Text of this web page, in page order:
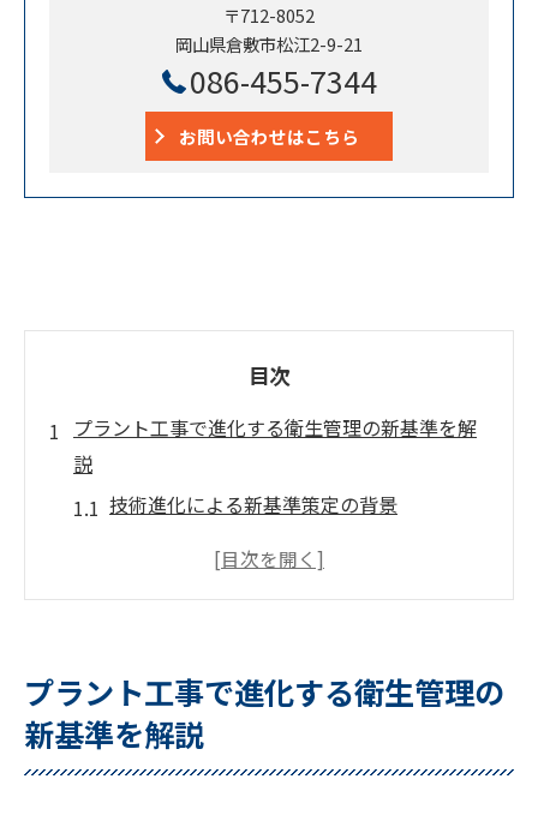
〒712-8052
岡山県倉敷市松江2-9-21
086-455-7344
お問い合わせはこちら
目次
プラント工事で進化する衛生管理の新基準を解
説
技術進化による新基準策定の背景
衛生管理の最新ガイドラインの特徴
新基準が効率に及ぼす影響
最新技術がもたらすプラント工事の衛生管理改
革
プラント工事で進化する衛生管理の
新基準を解説